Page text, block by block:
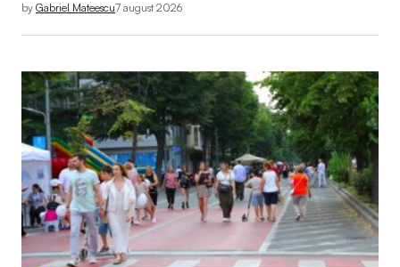
by Gabriel Mateescu7 august 2026